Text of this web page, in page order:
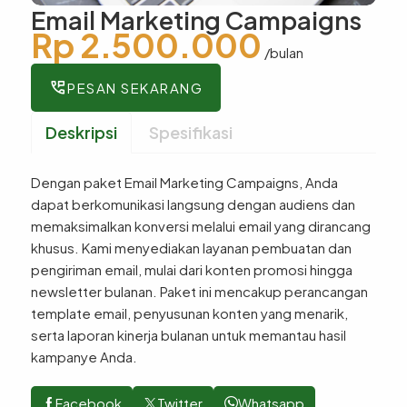
Email Marketing Campaigns
Rp 2.500.000 /bulan
perm_phone_msgPESAN SEKARANG
Deskripsi Spesifikasi
Dengan paket Email Marketing Campaigns, Anda
dapat berkomunikasi langsung dengan audiens dan
memaksimalkan konversi melalui email yang dirancang
khusus. Kami menyediakan layanan pembuatan dan
pengiriman email, mulai dari konten promosi hingga
newsletter bulanan. Paket ini mencakup perancangan
template email, penyusunan konten yang menarik,
serta laporan kinerja bulanan untuk memantau hasil
kampanye Anda.
Facebook Twitter Whatsapp